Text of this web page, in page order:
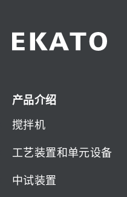
产品介绍
搅拌机
工艺装置和单元设备
中试装置